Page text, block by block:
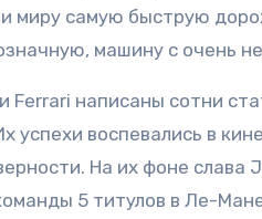
миру самую быструю
машину с очень
написаны сотни
успехи воспевались в
На их фоне слава
5 титулов в Ле-